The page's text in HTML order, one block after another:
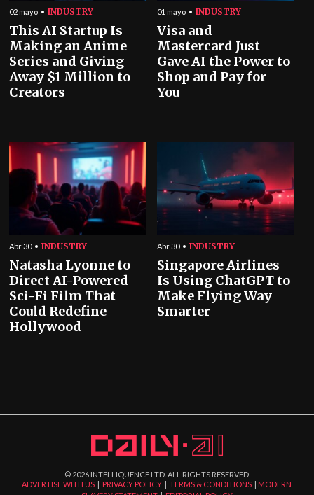
02 mayo INDUSTRY
This AI Startup Is
Making an Anime
Series and Giving
Away $1 Million to
Creators
01 mayo INDUSTRY
Visa and
Mastercard Just
Gave AI the Power to
Shop and Pay for
You
Abr 30 INDUSTRY
Natasha Lyonne to
Direct AI-Powered
Sci-Fi Film That
Could Redefine
Hollywood
Abr 30 INDUSTRY
Singapore Airlines
Is Using ChatGPT to
Make Flying Way
Smarter
© 2026 INTELLIQUENCE LTD. ALL RIGHTS RESERVED
ADVERTISE WITH US | PRIVACY POLICY |TERMS & CONDITIONS | MODERN